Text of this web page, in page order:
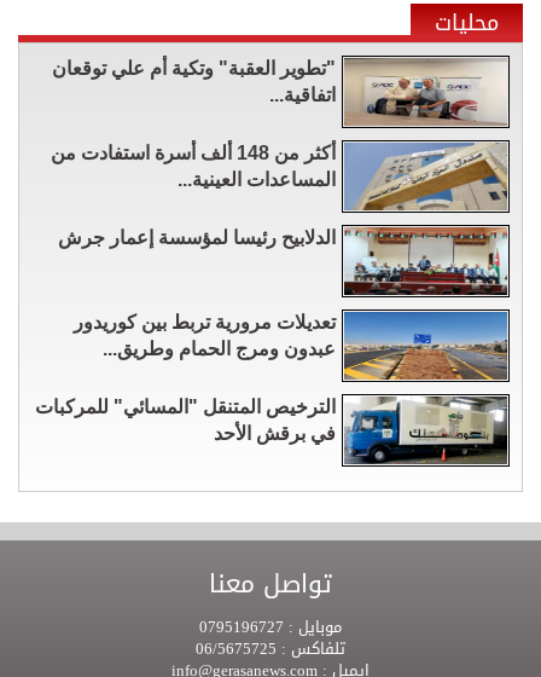
محليات
"تطوير العقبة" وتكية أم علي توقعان
اتفاقية...
أكثر من 148 ألف أسرة استفادت من
المساعدات العينية...
الدلابيح رئيسا لمؤسسة إعمار جرش
تعديلات مرورية تربط بين كوريدور
عبدون ومرج الحمام وطريق...
الترخيص المتنقل "المسائي" للمركبات
في برقش الأحد
تواصل معنا
موبايل :
تلفاكس :
ايميل :